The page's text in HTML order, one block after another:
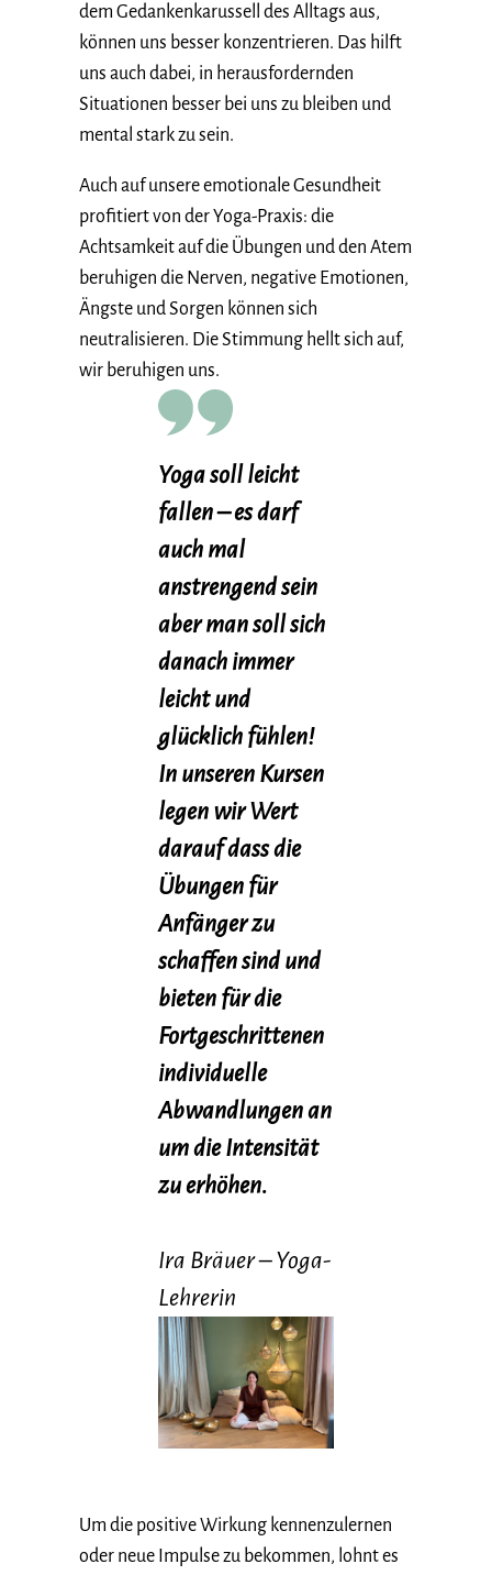
dem Gedankenkarussell des Alltags aus,
können uns besser konzentrieren. Das hilft
uns auch dabei, in herausfordernden
Situationen besser bei uns zu bleiben und
mental stark zu sein.
Auch auf unsere emotionale Gesundheit
profitiert von der Yoga-Praxis: die
Achtsamkeit auf die Übungen und den Atem
beruhigen die Nerven, negative Emotionen,
Ängste und Sorgen können sich
neutralisieren. Die Stimmung hellt sich auf,
wir beruhigen uns.
Yoga soll leicht
fallen – es darf
auch mal
anstrengend sein
aber man soll sich
danach immer
leicht und
glücklich fühlen!
In unseren Kursen
legen wir Wert
darauf dass die
Übungen für
Anfänger zu
schaffen sind und
bieten für die
Fortgeschrittenen
individuelle
Abwandlungen an
um die Intensität
zu erhöhen.
Ira Bräuer – Yoga-
Lehrerin
Um die positive Wirkung kennenzulernen
oder neue Impulse zu bekommen, lohnt es